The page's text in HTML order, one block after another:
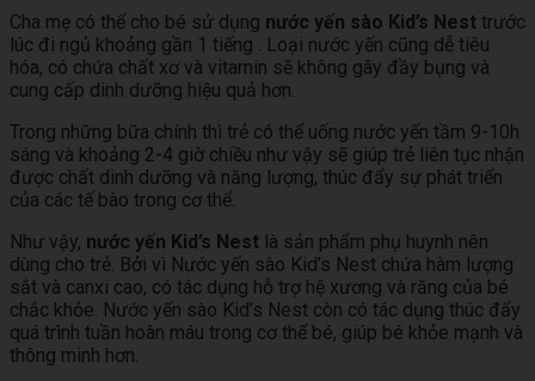
Cha mẹ có thể cho bé sử dụng nước yến sào Kid’s Nest trước
lúc đi ngủ khoảng gần 1 tiếng . Loại nước yến cũng dễ tiêu
hóa, có chứa chất xơ và vitamin sẽ không gây đầy bụng và
cung cấp dinh dưỡng hiệu quả hơn.
Trong những bữa chính thì trẻ có thể uống nước yến tầm 9-10h
sáng và khoảng 2-4 giờ chiều như vậy sẽ giúp trẻ liên tục nhận
được chất dinh dưỡng và năng lượng, thúc đẩy sự phát triển
của các tế bào trong cơ thể.
Như vậy, nước yến Kid’s Nest là sản phẩm phụ huynh nên
dùng cho trẻ. Bởi vì Nước yến sào Kid’s Nest chứa hàm lượng
sắt và canxi cao, có tác dụng hỗ trợ hệ xương và răng của bé
chắc khỏe. Nước yến sào Kid’s Nest còn có tác dụng thúc đẩy
quá trình tuần hoàn máu trong cơ thể bé, giúp bé khỏe mạnh và
thông minh hơn.